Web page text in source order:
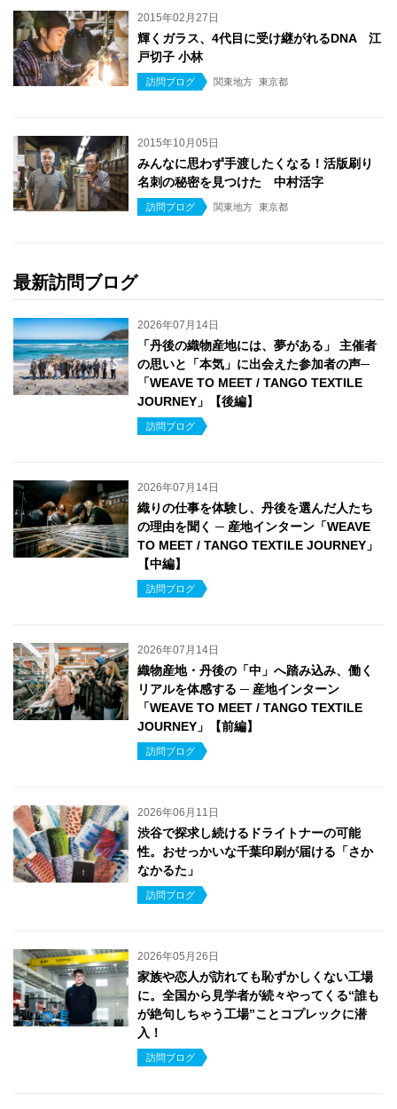
2015年02月27日
輝くガラス、4代目に受け継がれるDNA 江
戸切子 小林
訪問ブログ 関東地方 東京都
2015年10月05日
みんなに思わず手渡したくなる！活版刷り
名刺の秘密を見つけた 中村活字
訪問ブログ 関東地方 東京都
最新訪問ブログ
2026年07月14日
「丹後の織物産地には、夢がある」 主催者
の思いと「本気」に出会えた参加者の声─
「WEAVE TO MEET / TANGO TEXTILE
JOURNEY」【後編】
訪問ブログ
2026年07月14日
織りの仕事を体験し、丹後を選んだ人たち
の理由を聞く ─ 産地インターン「WEAVE
TO MEET / TANGO TEXTILE JOURNEY」
【中編】
訪問ブログ
2026年07月14日
織物産地・丹後の「中」へ踏み込み、働く
リアルを体感する ─ 産地インターン
「WEAVE TO MEET / TANGO TEXTILE
JOURNEY」【前編】
訪問ブログ
2026年06月11日
渋谷で探求し続けるドライトナーの可能
性。おせっかいな千葉印刷が届ける「さか
なかるた」
訪問ブログ
2026年05月26日
家族や恋人が訪れても恥ずかしくない工場
に。全国から見学者が続々やってくる“誰も
が絶句しちゃう工場”ことコプレックに潜
入！
訪問ブログ